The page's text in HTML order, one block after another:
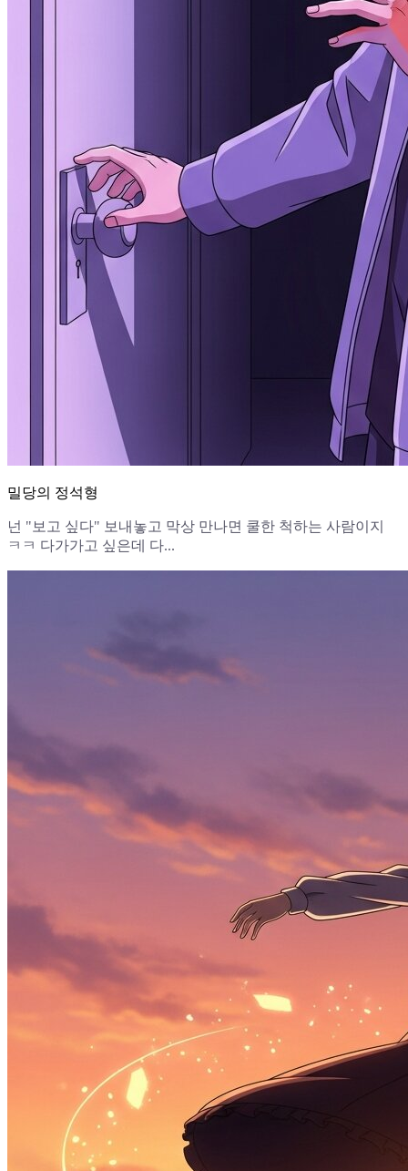
밀당의 정석형
넌 "보고 싶다" 보내놓고 막상 만나면 쿨한 척하는 사람이지
ㅋㅋ 다가가고 싶은데 다...